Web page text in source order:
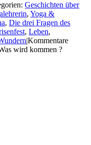
Geschichten über
,Yoga &
,Die drei Fragen des
,Leben,
|Kommentare
wird kommen ?